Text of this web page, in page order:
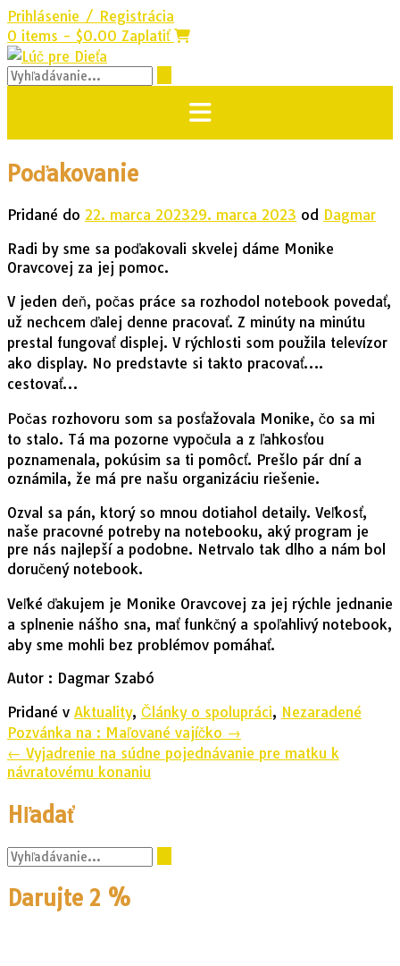
Prejsť
na
obsah
Prihlásenie / Registrácia
0 items - $0.00 Zaplatiť
Poďakovanie
Pridané do 22. marca 202329. marca 2023 od Dagmar
Radi by sme sa poďakovali skvelej dáme Monike
Oravcovej za jej pomoc.
V jeden deň, počas práce sa rozhodol notebook povedať,
už nechcem ďalej denne pracovať. Z minúty na minútu
prestal fungovať displej. V rýchlosti som použila televízor
ako display. No predstavte si takto pracovať….
cestovať…
Počas rozhovoru som sa posťažovala Monike, čo sa mi
to stalo. Tá ma pozorne vypočula a z ľahkosťou
poznamenala, pokúsim sa ti pomôcť. Prešlo pár dní a
oznámila, že má pre našu organizáciu riešenie.
Ozval sa pán, ktorý so mnou dotiahol detaily. Veľkosť,
naše pracovné potreby na notebooku, aký program je
pre nás najlepší a podobne. Netrvalo tak dlho a nám bol
doručený notebook.
Veľké ďakujem je Monike Oravcovej za jej rýchle jednanie
a splnenie nášho sna, mať funkčný a spoľahlivý notebook,
aby sme mohli bez problémov pomáhať.
Autor : Dagmar Szabó
Pridané v Aktuality, Články o spolupráci, Nezaradené
Navigácia
v
článkoch
Pozvánka na : Maľované vajíčko →
← Vyjadrenie na súdne pojednávanie pre matku k
návratovému konaniu
Hľadať
Darujte 2 %